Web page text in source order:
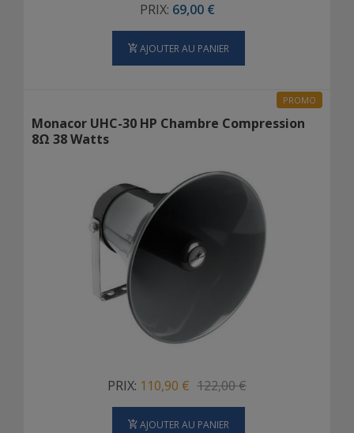
PRIX: 69,00 €
AJOUTER AU PANIER
PROMO
Monacor UHC-30 HP Chambre Compression
8Ω 38 Watts
PRIX: 110,90 € 122,00 €
AJOUTER AU PANIER